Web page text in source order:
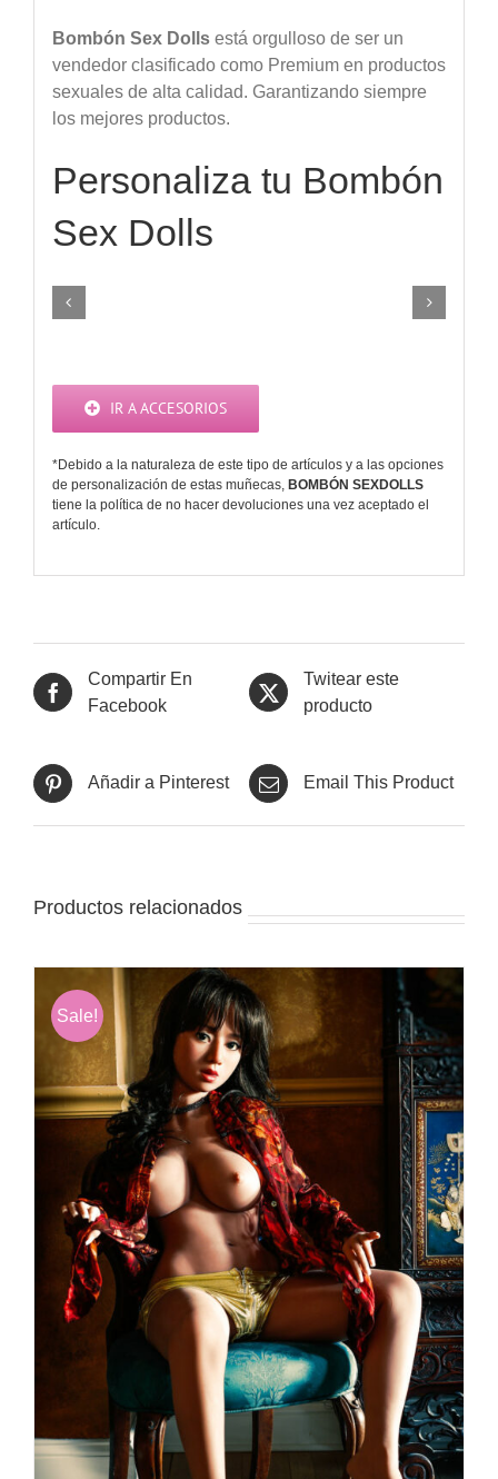
Bombón Sex Dollsestá orgulloso de ser un
vendedor clasificado como Premium en productos
sexuales de alta calidad. Garantizando siempre
los mejores productos.
Personaliza tu Bombón
Sex Dolls
IR A ACCESORIOS
*Debido a la naturaleza de este tipo de artículos y a las opciones
de personalización de estas muñecas, BOMBÓN SEXDOLLS
tiene la política de no hacer devoluciones una vez aceptado el
artículo.
Compartir En
Facebook
Twitear este
producto
Añadir a Pinterest Email This Product
Productos relacionados
Sale!